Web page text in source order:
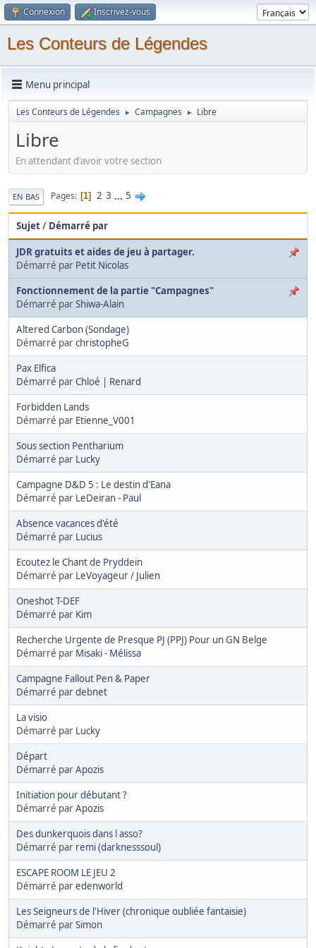
Connexion Inscrivez-vous
Les Conteurs de Légendes
Menu principal
Les Conteurs de Légendes ► Campagnes ► Libre
Libre
En attendant d'avoir votre section
EN BAS Pages 1 2 3 ... 5
Sujet/ Démarré par
JDR gratuits et aides de jeu à partager.
Démarré par Petit Nicolas
Fonctionnement de la partie "Campagnes"
Démarré parShiwa-Alain
Altered Carbon (Sondage)
Démarré parchristopheG
Pax Elfica
Démarré parChloé | Renard
Forbidden Lands
Démarré par Etienne_V001
Sous section Pentharium
Démarré par Lucky
Campagne D&D 5 : Le destin d'Eana
Démarré par LeDeiran - Paul
Absence vacances d'été
Démarré par Lucius
Ecoutez le Chant de Pryddein
Démarré par LeVoyageur / Julien
Oneshot T-DEF
Démarré par Kim
Recherche Urgente de Presque PJ (PPJ) Pour un GN Belge
Démarré par Misaki - Mélissa
Campagne Fallout Pen & Paper
Démarré pardebnet
La visio
Démarré par Lucky
Départ
Démarré parApozis
Initiation pour débutant ?
Démarré parApozis
Des dunkerquois dans l asso?
Démarré par remi (darknesssoul)
ESCAPE ROOM LE JEU 2
Démarré paredenworld
Les Seigneurs de l'Hiver (chronique oubliée fantaisie)
Démarré parSimon